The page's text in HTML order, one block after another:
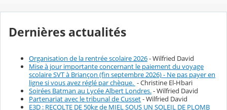
Dernières actualités
Organisation de la rentrée scolaire 2026- Wilfried David
Mise à jour importante concernant le paiement du voyage
scolaire SVT à Briançon (fin septembre 2026) - Ne pas payer en
ligne si vous avez réglé par chèque. - Christine El-Hbari
Soirées Batman au Lycée Albert Londres.- Wilfried David
Partenariat avec le tribunal de Cusset- Wilfried David
E3D : RECOLTE DE 50kg de MIEL SOUS UN SOLEIL DE PLOMB